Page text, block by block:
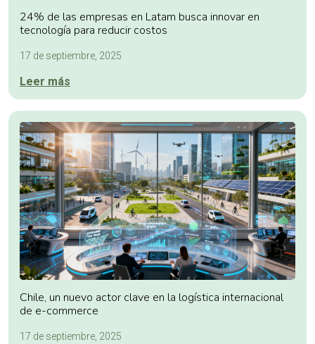
24% de las empresas en Latam busca innovar en
tecnología para reducir costos
17 de septiembre, 2025
Leer más
Chile, un nuevo actor clave en la logística internacional
de e-commerce
17 de septiembre, 2025